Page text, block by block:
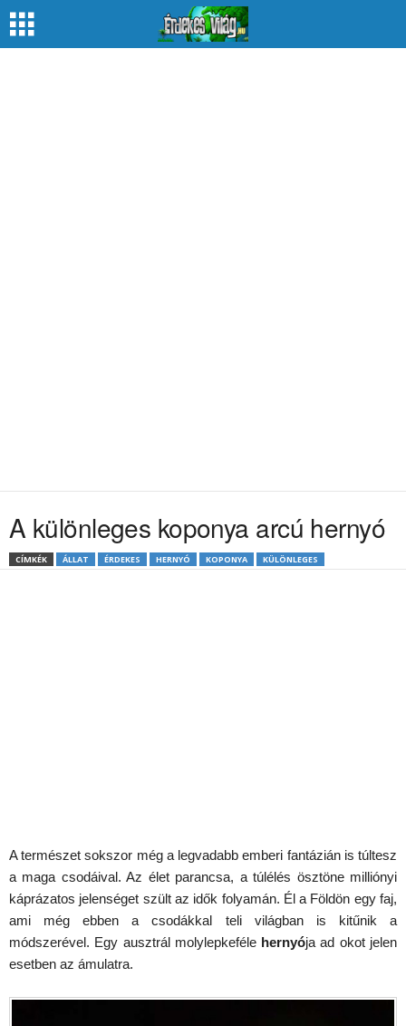
A különleges koponya arcú hernyó
CÍMKÉK ÁLLAT ÉRDEKES HERNYÓ KOPONYA KÜLÖNLEGES
A természet sokszor még a legvadabb emberi fantázián is túltesz
a maga csodáival. Az élet parancsa, a túlélés ösztöne milliónyi
káprázatos jelenséget szült az idők folyamán. Él a Földön egy faj,
ami még ebben a csodákkal teli világban is kitűnik a
módszerével. Egy ausztrál molylepkefélehernyója ad okot jelen
esetben az ámulatra.